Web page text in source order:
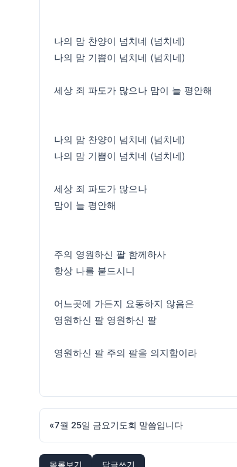
나의 맘 찬양이 넘치네 (넘치네)
나의 맘 기쁨이 넘치네 (넘치네)
세상 죄 파도가 많으나 맘이 늘 평안해
나의 맘 찬양이 넘치네 (넘치네)
나의 맘 기쁨이 넘치네 (넘치네)
세상 죄 파도가 많으나
맘이 늘 평안해
주의 영원하신 팔 함께하사
항상 나를 붙드시니
어느곳에 가든지 요동하지 않음은
영원하신 팔 영원하신 팔
영원하신 팔 주의 팔을 의지함이라
«7월 25일 금요기도회 말씀입니다
목록보기 답글쓰기